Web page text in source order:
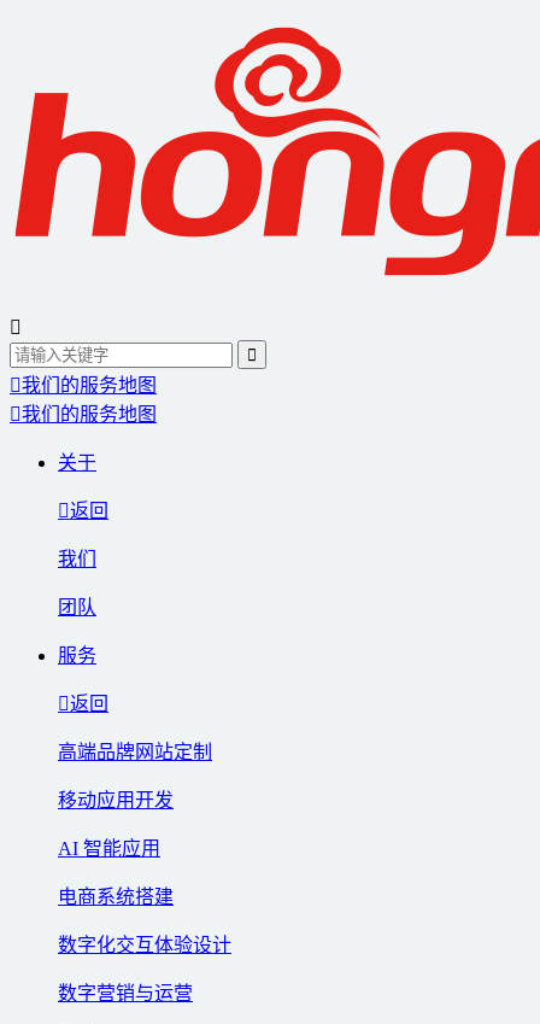
我们的服务地图
我们的服务地图
关于
返回
我们
团队
服务
返回
高端品牌网站定制
移动应用开发
AI 智能应用
电商系统搭建
数字化交互体验设计
数字营销与运营